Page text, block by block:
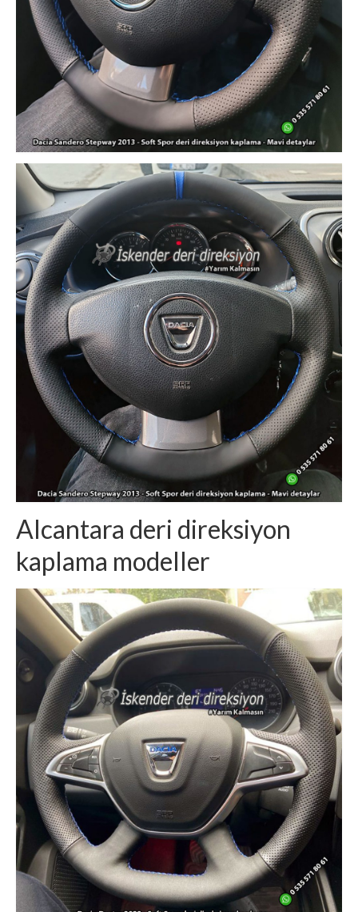
Alcantara deri direksiyon
kaplama modeller